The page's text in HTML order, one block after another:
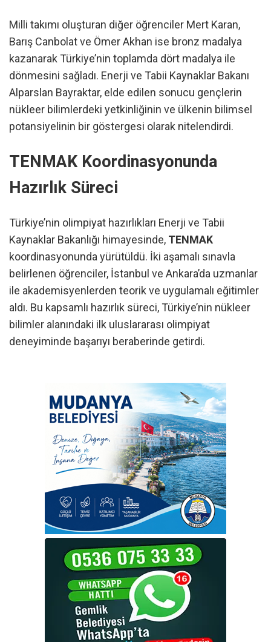
Milli takımı oluşturan diğer öğrenciler Mert Karan,
Barış Canbolat ve Ömer Akhan ise bronz madalya
kazanarak Türkiye’nin toplamda dört madalya ile
dönmesini sağladı. Enerji ve Tabii Kaynaklar Bakanı
Alparslan Bayraktar, elde edilen sonucu gençlerin
nükleer bilimlerdeki yetkinliğinin ve ülkenin bilimsel
potansiyelinin bir göstergesi olarak nitelendirdi.
TENMAK Koordinasyonunda
Hazırlık Süreci
Türkiye’nin olimpiyat hazırlıkları Enerji ve Tabii
Kaynaklar Bakanlığı himayesinde, TENMAK
koordinasyonunda yürütüldü. İki aşamalı sınavla
belirlenen öğrenciler, İstanbul ve Ankara’da uzmanlar
ile akademisyenlerden teorik ve uygulamalı eğitimler
aldı. Bu kapsamlı hazırlık süreci, Türkiye’nin nükleer
bilimler alanındaki ilk uluslararası olimpiyat
deneyiminde başarıyı beraberinde getirdi.